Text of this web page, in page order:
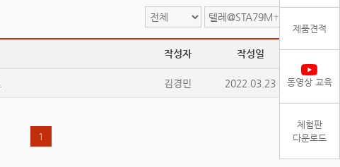
제품견적
동영상 교육
체험판
다운로드
작성자 작성일 조회
김경민 2022.03.23 38473
1